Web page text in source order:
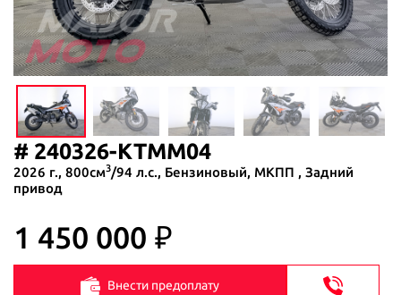
# 240326-KTMM04
2026 г., 800см3/94 л.с., Бензиновый, МКПП , Задний
привод
1 450 000
Внести предоплату